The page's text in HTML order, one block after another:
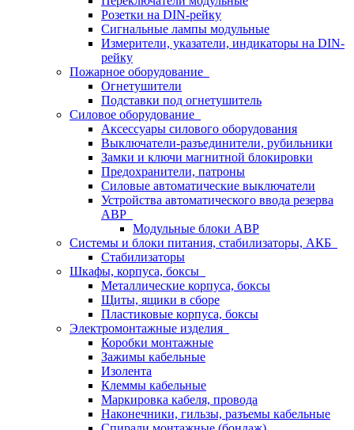
Розетки на DIN-рейку
Сигнальные лампы модульные
Измерители, указатели, индикаторы на DIN-
рейку
Пожарное оборудование
Огнетушители
Подставки под огнетушитель
Силовое оборудование
Аксессуары силового оборудования
Выключатели-разъединители, рубильники
Замки и ключи магнитной блокировки
Предохранители, патроны
Силовые автоматические выключатели
Устройства автоматического ввода резерва
АВР
Модульные блоки АВР
Системы и блоки питания, стабилизаторы, АКБ
Стабилизаторы
Шкафы, корпуса, боксы
Металлические корпуса, боксы
Щиты, ящики в сборе
Пластиковые корпуса, боксы
Электромонтажные изделия
Коробки монтажные
Зажимы кабельные
Изолента
Клеммы кабельные
Маркировка кабеля, провода
Наконечники, гильзы, разъемы кабельные